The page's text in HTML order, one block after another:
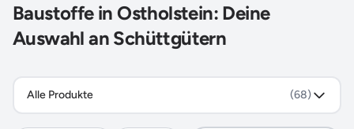
Baustoffe in Ostholstein: Deine
Auswahl an Schüttgütern
Alle Produkte (68)